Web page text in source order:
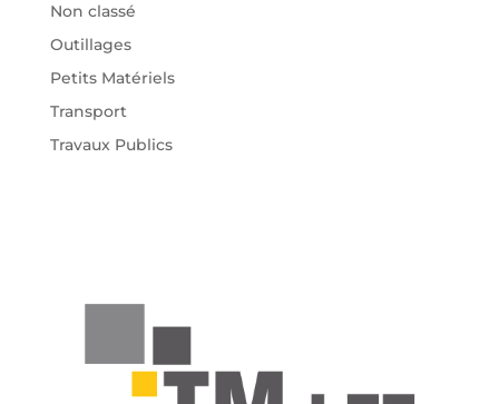
Non classé
Outillages
Petits Matériels
Transport
Travaux Publics